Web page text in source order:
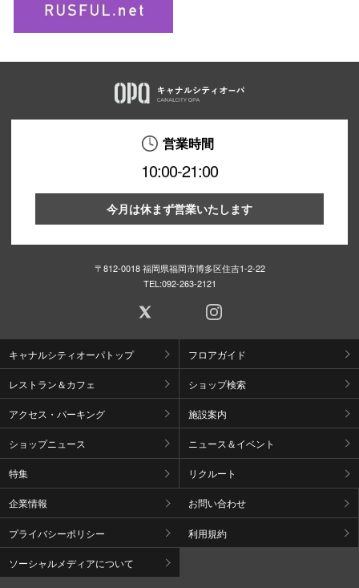
営業時間
10:00-21:00
今月は休まず営業いたします
〒812-0018 福岡県福岡市博多区住吉1-2-22
TEL:092-263-2121
キャナルシティオーパトップ フロアガイド
レストラン＆カフェ ショップ検索
アクセス・パーキング 施設案内
ショップニュース ニュース＆イベント
特集 リクルート
企業情報 お問い合わせ
プライバシーポリシー 利用規約
ソーシャルメディアについて